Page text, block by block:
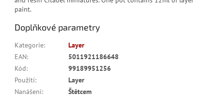
paint.
Doplňkové parametry
Kategorie:
Layer
EAN:
5011921186648
Kód:
99189951256
Použití:
Layer
Nanášení:
Štětcem